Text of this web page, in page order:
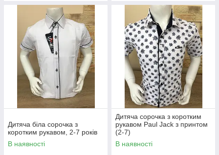
Дитяча біла сорочка з
коротким рукавом, 2-7 років
В наявності
Дитяча сорочка з коротким
рукавом Paul Jack з принтом
(2-7)
В наявності